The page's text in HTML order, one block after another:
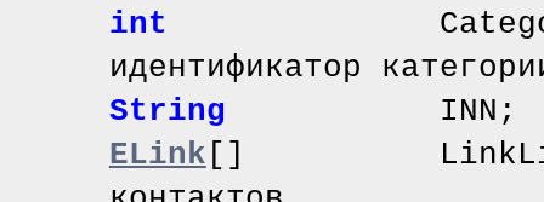
int
идентификатор
String
ELink []